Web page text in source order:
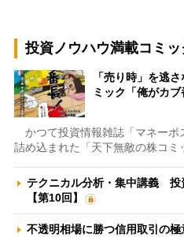
投資ノウハウ満載コミッ
「売り時」を逃
ミック「俺がカブ
かつて投資情報雑誌「マネーポ
詰め込まれた「天下無敵の株コ
テクニカル分析・集中講義 投
【第10回】
不透明相場に勝つ信用取引の